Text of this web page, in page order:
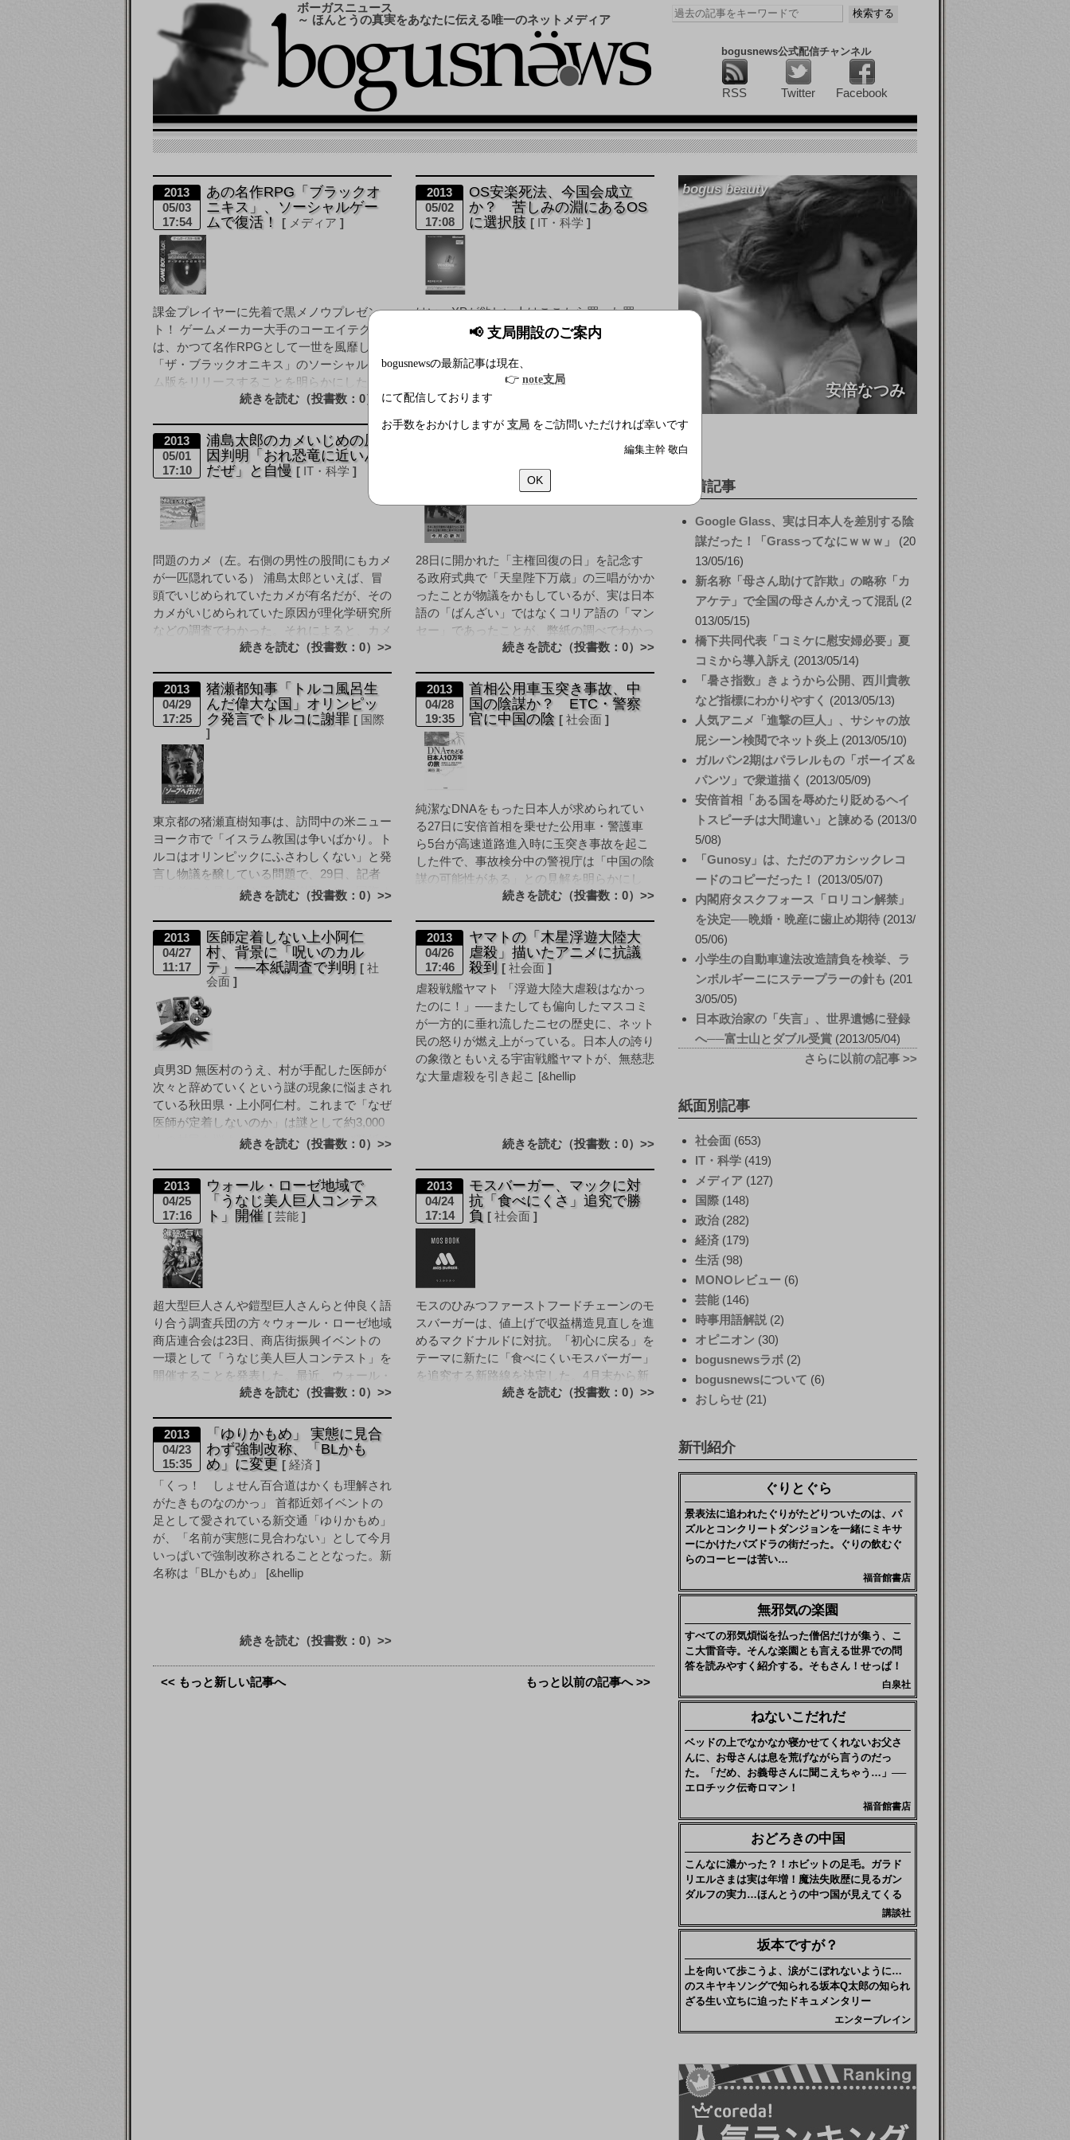
📢 支局開設のご案内
bogusnewsの最新記事は現在、
👉 note支局
にて配信しております
お手数をおかけしますが 支局 をご訪問いただければ幸いです
編集主幹 敬白
OK
ボーガスニュース
～ ほんとうの真実をあなたに伝える唯一のネットメディア
bogusnews公式配信チャンネル
RSS Twitter Facebook
2013
05/03
17:54
あの名作RPG「ブラックオ
ニキス」、ソーシャルゲー
ムで復活！
メディア
課金プレイヤーに先着で黒メノウプレゼン
ト！ ゲームメーカー大手のコーエイテクモ
は、かつて名作RPGとして一世を風靡した
「ザ・ブラックオニキス」のソーシャルゲー
ム版をリリースすることを明らかにした。プ
ラットホームはモバゲー [&hellip
続きを読む（投書数：0）>>
2013
05/02
17:08
OS安楽死法、今国会成立
か？ 苦しみの淵にあるOS
に選択肢
IT・科学
はい、XPが欲しい人はここから買った買っ
た～ 超党派の国会議員らで結成された「OS
ピューター基本ソフトウェアの延命治療拒否
を認める法案」（OS安楽死法）を議員立法
で今国会に提出する [&hellip
2013
05/01
17:10
浦島太郎のカメいじめの原
因判明「おれ恐竜に近いん
だぜ」と自慢
IT・科学
問題のカメ（左。右側の男性の股間にもカメ
が一匹隠れている） 浦島太郎といえば、冒
頭でいじめられていたカメが有名だが、その
カメがいじめられていた原因が理化学研究所
などの調査でわかった。それによると、カメ
は「おれ、遺伝子的に [&hellip続きを読む（投書数：0）>>
「万歳」、実は「マンセ
ー」だった
28日に開かれた「主権回復の日」を記念す
る政府式典で「天皇陛下万歳」の三唱がかか
ったことが物議をかもしているが、実は日本
語の「ばんざい」ではなくコリア語の「マン
セー」であったことが、弊紙の調べでわかっ
た。隣国の友邦である [&hellip続きを読む（投書数：0）>>
2013
04/29
17:25
猪瀬都知事「トルコ風呂生
んだ偉大な国」オリンピッ
ク発言でトルコに謝罪
国際
東京都の猪瀬直樹知事は、訪問中の米ニュー
ヨーク市で「イスラム教国は争いばかり。ト
ルコはオリンピックにふさわしくない」と発
言し物議を醸している問題で、29日、記者
団を前に会見を開き正式に謝罪した。国際オ
続きを読む（投書数：0）>>
2013
04/28
19:35
首相公用車玉突き事故、中
国の陰謀か？ ETC・警察
官に中国の陰
社会面
純潔なDNAをもった日本人が求められてい
る27日に安倍首相を乗せた公用車・警護車
ら5台が高速道路進入時に玉突き事故を起こ
した件で、事故検分中の警視庁は「中国の陰
謀の可能性がある」との見解を明らかにし
た。首相の公用車が理由 [&hellip
続きを読む（投書数：0）>>
2013
04/27
11:17
医師定着しない上小阿仁
村、背景に「呪いのカル
テ」──本紙調査で判明
社
会面
貞男3D 無医村のうえ、村が手配した医師が
次々と辞めていくという謎の現象に悩まされ
ている秋田県・上小阿仁村。これまで「なぜ
医師が定着しないのか」は謎として約3,000
人の村民を悩ませてきたが、このたび弊紙の
続きを読む（投書数：0）>>
2013
04/26
17:46
ヤマトの「木星浮遊大陸大
虐殺」描いたアニメに抗議
殺到
社会面
虐殺戦艦ヤマト 「浮遊大陸大虐殺はなかっ
たのに！」──またしても偏向したマスコミ
が一方的に垂れ流したニセの歴史に、ネット
民の怒りが燃え上がっている。日本人の誇り
の象徴ともいえる宇宙戦艦ヤマトが、無慈悲
な大量虐殺を引き起こ [&hellip
続きを読む（投書数：0）>>
2013
04/25
17:16
ウォール・ローゼ地域で
「うなじ美人巨人コンテス
ト」開催
芸能
超大型巨人さんや鎧型巨人さんらと仲良く語
り合う調査兵団の方々ウォール・ローゼ地域
商店連合会は23日、商店街振興イベントの
一環として「うなじ美人巨人コンテスト」を
開催することを発表した。最近、ウォール・
ローゼ内でも多くの巨 [&hellip続きを読む（投書数：0）>>
2013
04/24
17:14
モスバーガー、マックに対
抗「食べにくさ」追究で勝
負
社会面
モスのひみつファーストフードチェーンのモ
スバーガーは、値上げで収益構造見直しを進
めるマクドナルドに対抗。「初心に戻る」を
テーマに新たに「食べにくいモスバーガー」
を追究する新路線を決定した。4月末から新
レシピに移行し、食べ [&hellip続きを読む（投書数：0）>>
2013
04/23
15:35
「ゆりかもめ」 実態に見合
わず強制改称、「BLかも
め」に変更
経済
「くっ！ しょせん百合道はかくも理解され
がたきものなのかっ」 首都近郊イベントの
足として愛されている新交通「ゆりかもめ」
が、「名前が実態に見合わない」として今月
いっぱいで強制改称されることとなった。新
名称は「BLかもめ」 [&hellip
続きを読む（投書数：0）>>
<< もっと新しい記事へ もっと以前の記事へ >>
bogus beauty
安倍なつみ
新着記事
Google Glass、実は日本人を差別する陰
謀だった！「Grassってなにｗｗｗ」
20
13/05/16
新名称「母さん助けて詐欺」の略称「カ
アケテ」で全国の母さんかえって混乱 2
013/05/15
橋下共同代表「コミケに慰安婦必要」夏
コミから導入訴え
2013/05/14
「暑さ指数」きょうから公開、西川貴教
など指標にわかりやすく
2013/05/13
人気アニメ「進撃の巨人」、サシャの放
屁シーン検閲でネット炎上
2013/05/10
ガルパン2期はパラレルもの「ボーイズ＆
パンツ」で衆道描く
2013/05/09
安倍首相「ある国を辱めたり貶めるヘイ
トスピーチは大間違い」と諫める
2013/0
5/08
「Gunosy」は、ただのアカシックレコ
ードのコピーだった！
2013/05/07
内閣府タスクフォース「ロリコン解禁」
を決定──晩婚・晩産に歯止め期待 2013/
05/06
小学生の自動車違法改造請負を検挙、ラ
ンボルギーニにステープラーの針も
201
3/05/05
日本政治家の「失言」、世界遺憾に登録
へ──富士山とダブル受賞 2013/05/04
さらに以前の記事 >>
紙面別記事
社会面 (653)
IT・科学 (419)
メディア (127)
国際 (148)
政治(282)
経済 (179)
生活 (98)
MONOレビュー (6)
芸能 (146)
時事用語解説 (2)
オピニオン (30)
bogusnewsラボ (2)
bogusnewsについて (6)
おしらせ (21)
新刊紹介
ぐりとぐら
景表法に追われたぐりがたどりついたのは、パ
ズルとコンクリートダンジョンを一緒にミキサ
ーにかけたパズドラの街だった。ぐりの飲むぐ
らのコーヒーは苦い…
福音館書店
無邪気の楽園
すべての邪気煩悩を払った僧侶だけが集う、こ
こ大雷音寺。そんな楽園とも言える世界での問
答を読みやすく紹介する。そもさん！せっぱ！
白泉社
ねないこだれだ
ベッドの上でなかなか寝かせてくれないお父さ
んに、お母さんは息を荒げながら言うのだっ
た。「だめ、お義母さんに聞こえちゃう…」──
エロチック伝奇ロマン！
福音館書店
おどろきの中国
こんなに濃かった？！ホビットの足毛。ガラド
リエルさまは実は年増！魔法失敗歴に見るガン
ダルフの実力…ほんとうの中つ国が見えてくる
講談社
坂本ですが？
上を向いて歩こうよ、涙がこぼれないように…
のスキヤキソングで知られる坂本Q太郎の知られ
ざる生い立ちに迫ったドキュメンタリー
エンターブレイン